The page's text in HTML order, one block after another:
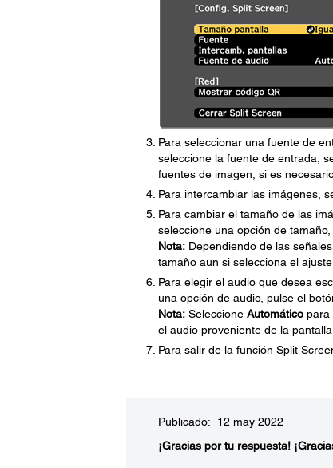
Para seleccionar una fuente de
seleccione la fuente de entrada,
fuentes de imagen, si es
Para intercambiar las imágenes,
Para cambiar el tamaño de las
seleccione una opción de
Nota:Dependiendo de las
tamaño aun si selecciona el ajuste
Para elegir el audio que desea
una opción de audio, pulse el
Nota:Seleccione Automáticopara
el audio proveniente de la pantalla
Para salir de la función Split
Publicado: 12 may 2022
¡Gracias por tu respuesta!